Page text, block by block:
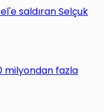
saldıran Selçuk
milyondan fazla